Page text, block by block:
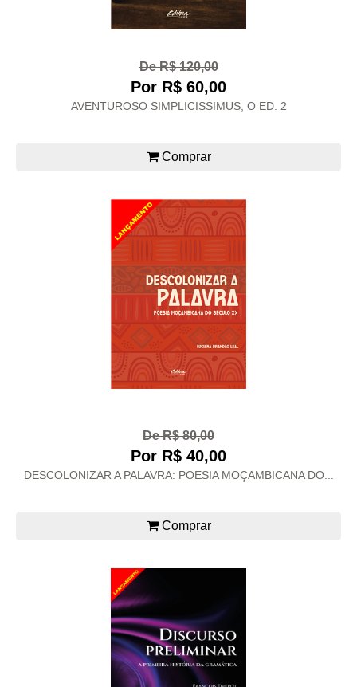
De R$ 120,00
Por R$ 60,00
AVENTUROSO SIMPLICISSIMUS, O ED. 2
Comprar
De R$ 80,00
Por R$ 40,00
DESCOLONIZAR A PALAVRA: POESIA MOÇAMBICANA DO...
Comprar